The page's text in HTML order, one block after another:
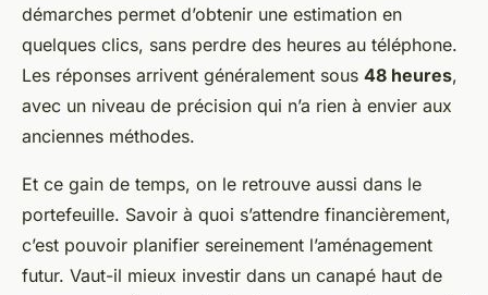
démarches permet d’obtenir une estimation en
quelques clics, sans perdre des heures au téléphone.
Les réponses arrivent généralement sous 48 heures,
avec un niveau de précision qui n’a rien à envier aux
anciennes méthodes.
Et ce gain de temps, on le retrouve aussi dans le
portefeuille. Savoir à quoi s’attendre financièrement,
c’est pouvoir planifier sereinement l’aménagement
futur. Vaut-il mieux investir dans un canapé haut de